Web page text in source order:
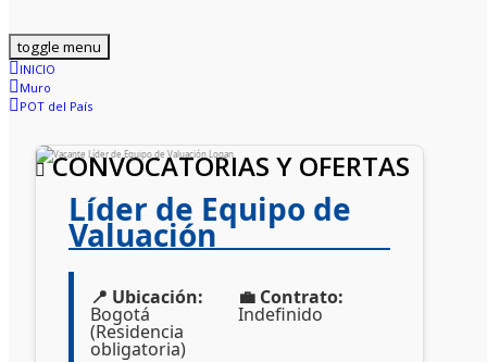
toggle menu
INICIO
Muro
POT del País
CONVOCATORIAS Y OFERTAS
Líder de Equipo de
Valuación
📍 Ubicación:
Bogotá
(Residencia
obligatoria)
💼 Contrato:
Indefinido